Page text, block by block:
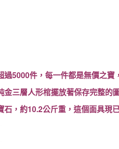
5000件，每一件都是無價之
三層人形棺擺放著保存完整
，約10.2公斤重，這個面具現